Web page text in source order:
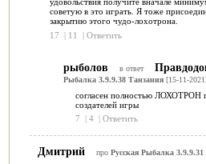
советую в это играть. Я тоже
закрытию этого чудо-лохотрона.
17
| 11 | Ответить
рыболов в ответ
Рыбалка 3.9.9.38 Танзания[15-11-
согласен полностью ЛОХОТРОН
создателей игры
7
| 4 | Ответить
Дмитрий про Русская Рыбалка 3.9.9.31